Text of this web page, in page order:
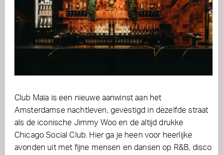
Club Maïa is een nieuwe aanwinst aan het
Amsterdamse nachtleven, gevestigd in dezelfde straat
als de iconische Jimmy Woo en de altijd drukke
Chicago Social Club. Hier ga je heen voor heerlijke
avonden uit met fijne mensen en dansen op R&B, disco